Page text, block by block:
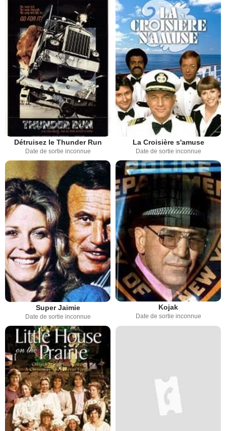
Détruisez le Thunder Run
Date de sortie inconnue
La Croisière s'amuse
Date de sortie inconnue
Super Jaimie
Date de sortie inconnue
Kojak
Date de sortie inconnue